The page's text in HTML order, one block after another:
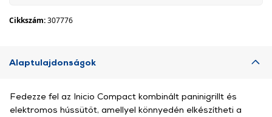
Cikkszám:307776
Alaptulajdonságok
Fedezze fel az Inicio Compact kombinált paninigrillt és
elektromos hússütőt, amellyel könnyedén elkészítheti a